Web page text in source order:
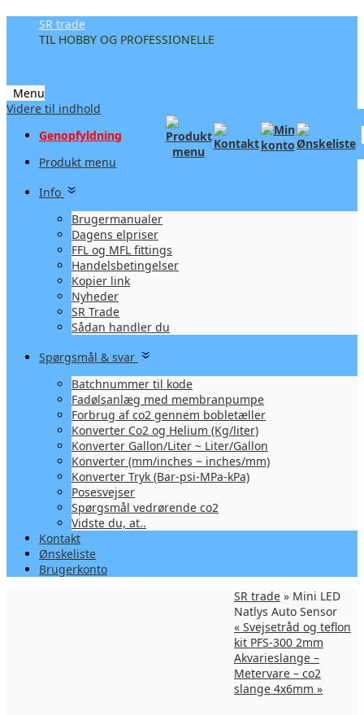
SR trade
TIL HOBBY OG PROFESSIONELLE
Menu
Videre til indhold
Genopfyldning
Produkt menu
Info
Brugermanualer
Dagens elpriser
FFL og MFL fittings
Handelsbetingelser
Kopier link
Nyheder
SR Trade
Sådan handler du
Spørgsmål & svar
Batchnummer til kode
Fadølsanlæg med membranpumpe
Forbrug af co2 gennem bobletæller
Konverter Co2 og Helium (Kg/liter)
Konverter Gallon/Liter ~ Liter/Gallon
Konverter (mm/inches ~ inches/mm)
Konverter Tryk (Bar-psi-MPa-kPa)
Posesvejser
Spørgsmål vedrørende co2
Vidste du, at..
Kontakt
Ønskeliste
Brugerkonto
SR trade » Mini LED
Natlys Auto Sensor
« Svejsetråd og teflon
kit PFS-300 2mm
Akvarieslange –
Metervare – co2
slange 4x6mm »